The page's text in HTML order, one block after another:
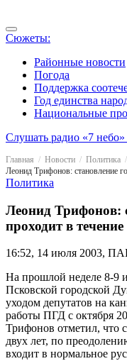
Сюжеты:
Районные новости
Погода
Поддержка
Год единства
Национальные
Слушать радио «7
Главная Новости
Политика
Леонид Трифонов: становление
Политика
Леонид Трифонов:
проходит в течение
16:52, 14 июля 2003,
На прошлой неделе 8-9
Псковской городской
уходом депутатов на
работы ПГД с октября
Трифонов отметил, что
двух лет, по
входит в нормальное